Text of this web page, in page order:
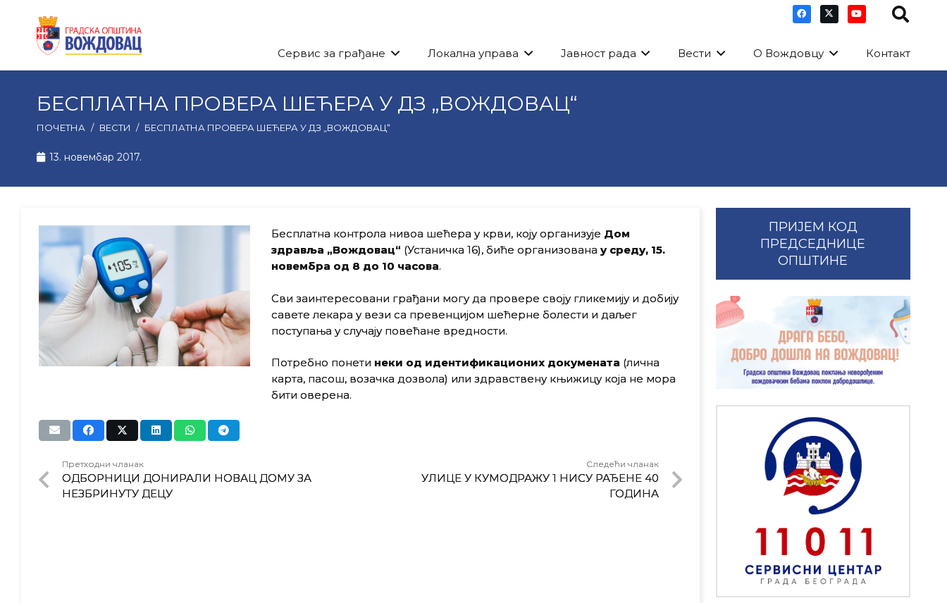
Сервис за грађане Локална управа Јавност рада Вести О Вождовцу Контакт
БЕСПЛАТНА ПРОВЕРА ШЕЋЕРА У ДЗ „ВОЖДОВАЦ“
ПОЧЕТНА / ВЕСТИ / БЕСПЛАТНА ПРОВЕРА ШЕЋЕРА У ДЗ „ВОЖДОВАЦ“
13. новембар 2017.
Бесплатна контрола нивоа шећера у крви, коју организује Дом
здравља „Вождовац“ (Устаничка 16), биће организована у среду, 15.
новембра од 8 до 10 часова.
Сви заинтересовани грађани могу да провере своју гликемију и добију
савете лекара у вези са превенцијом шећерне болести и даљег
поступања у случају повећане вредности.
Потребно понети неки од идентификационих докумената (лична
карта, пасош, возачка дозвола) или здравствену књижицу која не мора
бити оверена.
Претходни чланак
ОДБОРНИЦИ ДОНИРАЛИ НОВАЦ ДОМУ ЗА
НЕЗБРИНУТУ ДЕЦУ
Следећи чланак
УЛИЦЕ У КУМОДРАЖУ 1 НИСУ РАЂЕНЕ 40
ГОДИНА
ПРИЈЕМ КОД
ПРЕДСЕДНИЦЕ
ОПШТИНЕ